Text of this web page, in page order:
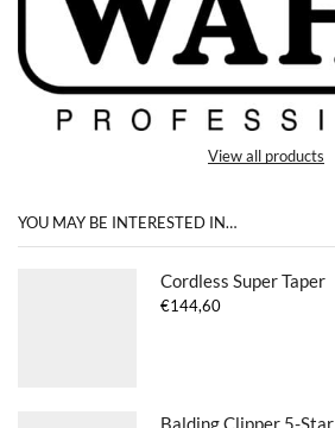
View all products
YOU MAY BE INTERESTED IN…
Cordless Super Taper
€144,60
Balding Clipper 5-Star